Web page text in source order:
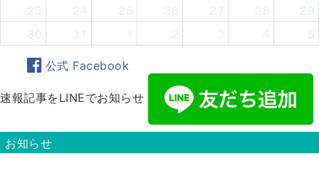
23
29
30
5
公式 Facebook
速報記事をLINEでお知らせ
お知らせ